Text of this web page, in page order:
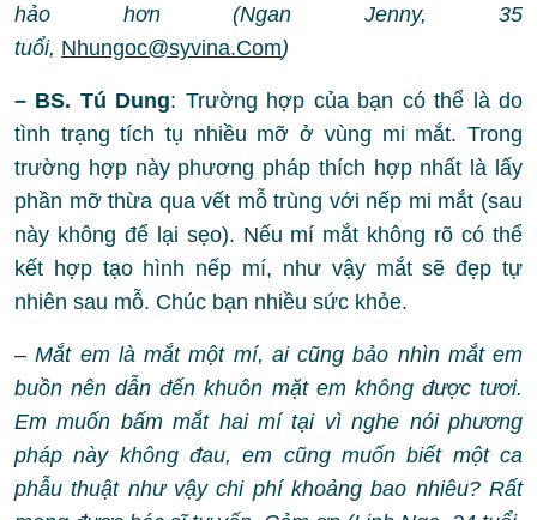
hảo hơn (Ngan Jenny, 35
tuổi, Nhungoc@syvina.Com)
– BS. Tú Dung: Trường hợp của bạn có thể là do
tình trạng tích tụ nhiều mỡ ở vùng mi mắt. Trong
trường hợp này phương pháp thích hợp nhất là lấy
phần mỡ thừa qua vết mỗ trùng với nếp mi mắt (sau
này không để lại sẹo). Nếu mí mắt không rõ có thể
kết hợp tạo hình nếp mí, như vậy mắt sẽ đẹp tự
nhiên sau mỗ. Chúc bạn nhiều sức khỏe.
–Mắt em là mắt một mí, ai cũng bảo nhìn mắt em
buồn nên dẫn đến khuôn mặt em không được tươi.
Em muốn bấm mắt hai mí tại vì nghe nói phương
pháp này không đau, em cũng muốn biết một ca
phẫu thuật như vậy chi phí khoảng bao nhiêu? Rất